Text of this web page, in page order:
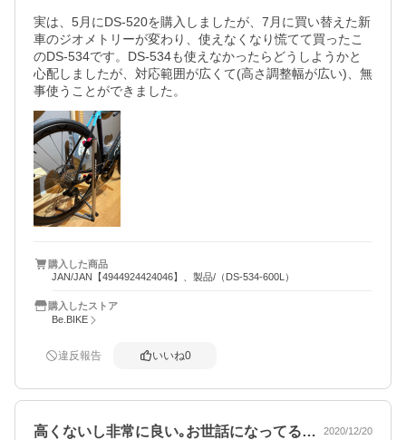
実は、5月にDS-520を購入しましたが、7月に買い替えた新
車のジオメトリーが変わり、使えなくなり慌てて買ったこ
のDS-534です。DS-534も使えなかったらどうしようかと
心配しましたが、対応範囲が広くて(高さ調整幅が広い)、無
事使うことができました。
購入した商品
JAN/JAN【4944924424046】、製品/（DS-534-600L）
購入したストア
Be.BIKE
違反報告 いいね0
高くないし非常に良い｡お世話になってる… 2020/12/20